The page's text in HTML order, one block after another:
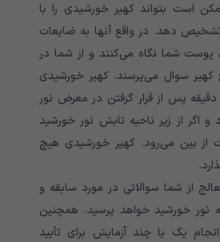
است بتواند کهیر خورشیدی را با
تشخیص دهد. در واقع آنها به ضایعات
پوست شما نگاه می‌کنند و از شما در
کهیر سوال می‌پرسند. کهیر خورشیدی
پس از قرار گرفتن در معرض نور
اگر از زیر ناحیه تابش نور خورشید
از بین می‌رود. کهیر خورشیدی هیچ
از شما سوالاتی در مورد سابقه و
نور خورشید خواهد پرسید. همچنین
یک یا چند آزمایش برای تأیید